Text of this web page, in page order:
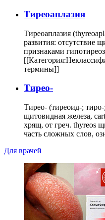
Тиреоаплазия
Тиреоаплазия
развития: отсутствие
признаками
термины]]
Тирео-
Тирео- (тиреоид-;
щитовидная железа,
хрящ, от греч. thyreos
часть сложных слов,
Для врачей